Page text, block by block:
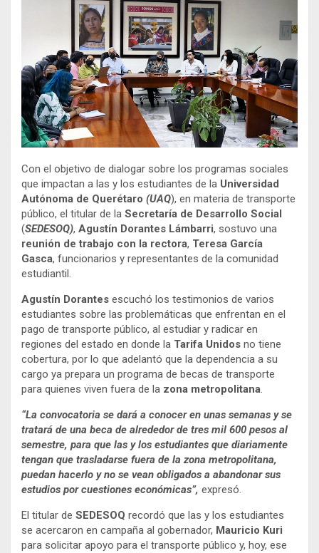
Con el objetivo de dialogar sobre los programas sociales
que impactan a las y los estudiantes de la Universidad
Autónoma de Querétaro (UAQ), en materia de transporte
público, el titular de la Secretaría de Desarrollo Social
(SEDESOQ), Agustín Dorantes Lámbarri, sostuvo una
reunión de trabajo con la rectora, Teresa García
Gasca, funcionarios y representantes de la comunidad
estudiantil.
Agustín Dorantes escuchó los testimonios de varios
estudiantes sobre las problemáticas que enfrentan en el
pago de transporte público, al estudiar y radicar en
regiones del estado en donde la Tarifa Unidos no tiene
cobertura, por lo que adelantó que la dependencia a su
cargo ya prepara un programa de becas de transporte
para quienes viven fuera de la zona metropolitana.
“La convocatoria se dará a conocer en unas semanas y se
tratará de una beca de alrededor de tres mil 600 pesos al
semestre, para que las y los estudiantes que diariamente
tengan que trasladarse fuera de la zona metropolitana,
puedan hacerlo y no se vean obligados a abandonar sus
estudios por cuestiones económicas”, expresó.
El titular de SEDESOQ recordó que las y los estudiantes
se acercaron en campaña al gobernador, Mauricio Kuri
para solicitar apoyo para el transporte público y, hoy, ese